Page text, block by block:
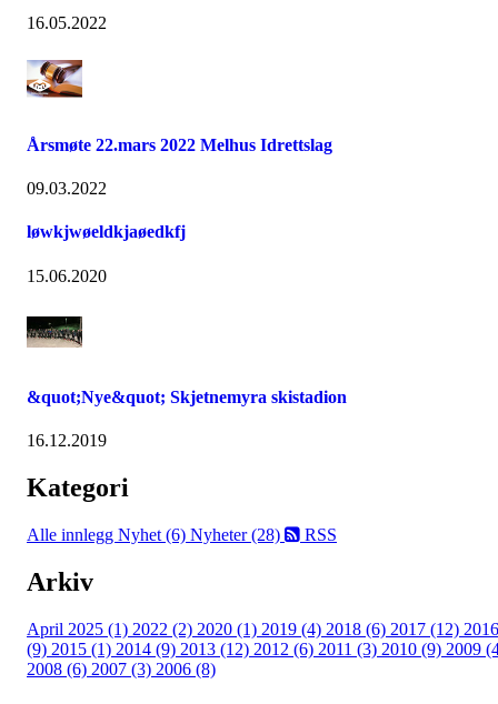
16.05.2022
Årsmøte 22.mars 2022 Melhus Idrettslag
09.03.2022
løwkjwøeldkjaøedkfj
15.06.2020
&quot;Nye&quot; Skjetnemyra skistadion
16.12.2019
Kategori
Alle innlegg Nyhet (6) Nyheter (28) RSS
Arkiv
April 2025 (1) 2022 (2) 2020 (1) 2019 (4) 2018 (6) 2017 (12) 2016
(9) 2015 (1) 2014 (9) 2013 (12) 2012 (6) 2011 (3) 2010 (9) 2009
2008 (6) 2007 (3) 2006 (8)